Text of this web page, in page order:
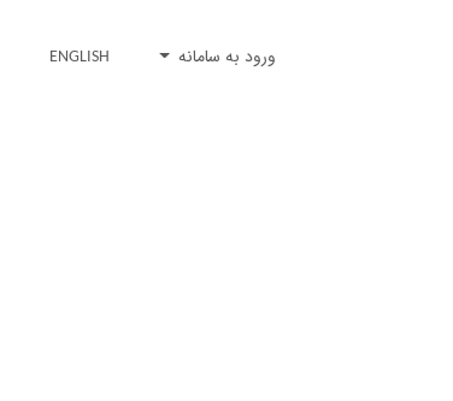
ورود به سامانه ENGLISH